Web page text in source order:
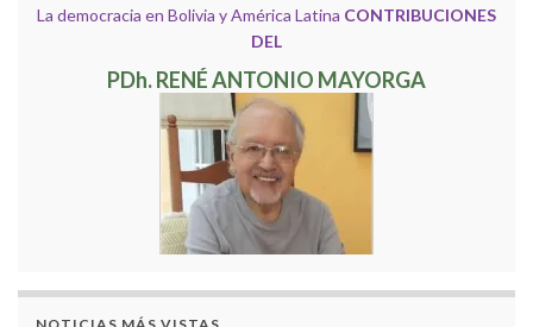
La democracia en Bolivia y América Latina CONTRIBUCIONES
DEL
PDh. RENÉ ANTONIO MAYORGA